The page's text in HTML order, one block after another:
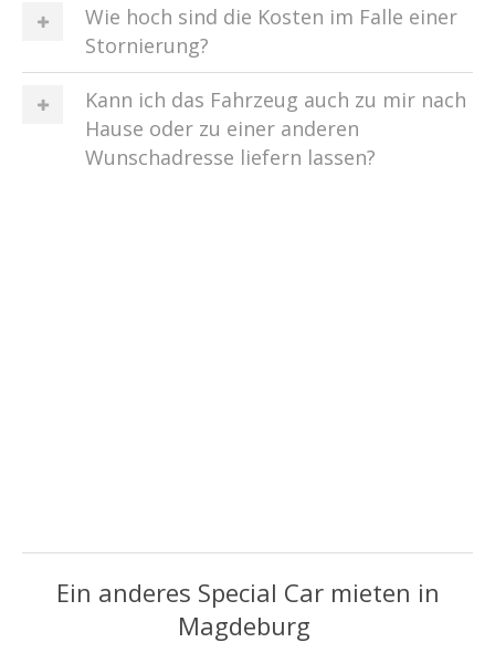
Wie hoch sind die Kosten im Falle einer
Stornierung?
Kann ich das Fahrzeug auch zu mir nach
Hause oder zu einer anderen
Wunschadresse liefern lassen?
Ein anderes Special Car mieten in
Magdeburg